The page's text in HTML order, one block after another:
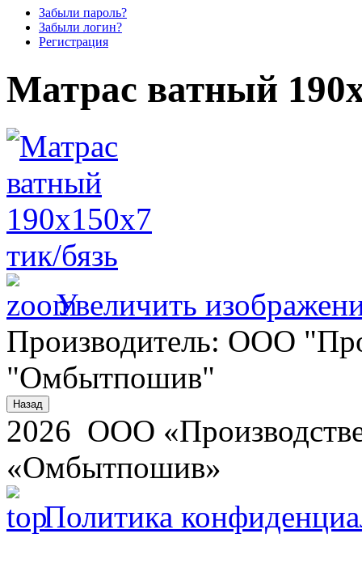
Забыли пароль?
Забыли логин?
Регистрация
Матрас ватный
Увеличить
Производитель: ООО
"Омбытпошив"
2026 ООО
«Омбытпошив»
Политика